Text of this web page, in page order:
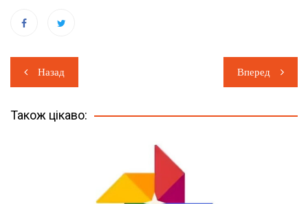
Навігація
записів
Назад Вперед
Також цікаво: